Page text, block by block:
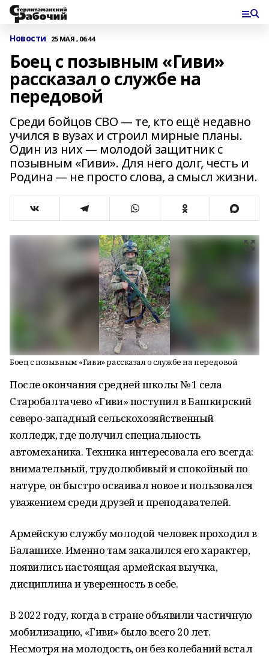
Новости 25 МАЯ , 06:44
Боец с позывным «Гиви»
рассказал о службе на
передовой
Среди бойцов СВО — те, кто ещё недавно
учился в вузах и строил мирные планы.
Один из них — молодой защитник с
позывным «Гиви». Для него долг, честь и
Родина — не просто слова, а смысл жизни.
Боец с позывным «Гиви» рассказал о службе на передовой
После окончания средней школы № 1 села
Старобалтачево «Гиви» поступил в Башкирский
северо-западный сельскохозяйственный
колледж, где получил специальность
автомеханика. Техника интересовала его всегда:
внимательный, трудолюбивый и спокойный по
натуре, он быстро осваивал новое и пользовался
уважением среди друзей и преподавателей.
Армейскую службу молодой человек проходил в
Балашихе. Именно там закалился его характер,
появились настоящая армейская выучка,
дисциплина и уверенность в себе.
В 2022 году, когда в стране объявили частичную
мобилизацию, «Гиви» было всего 20 лет.
Несмотря на молодость, он без колебаний встал